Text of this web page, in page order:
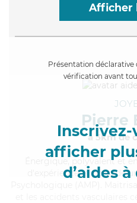
Afficher
Présentation déclarative
vérification avant
afficher
d’aides
Pierre
à 5km de
, polyvalent et
d'expérience et possède